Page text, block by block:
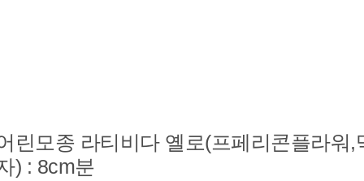
린모종 라티비다 옐로(프페리콘플라워,
) : 8cm분